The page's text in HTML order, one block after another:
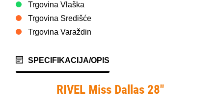
Trgovina Vlaška
Trgovina Središće
Trgovina Varaždin
SPECIFIKACIJA/OPIS
RIVEL Miss Dallas 28″